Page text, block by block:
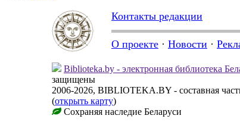
Контакты редакции
О проекте · Новости ·
Biblioteka.by - электронная библиотека
защищены
2006-2026, BIBLIOTEKA.BY - составная
(открыть карту)
Сохраняя наследие Беларуси